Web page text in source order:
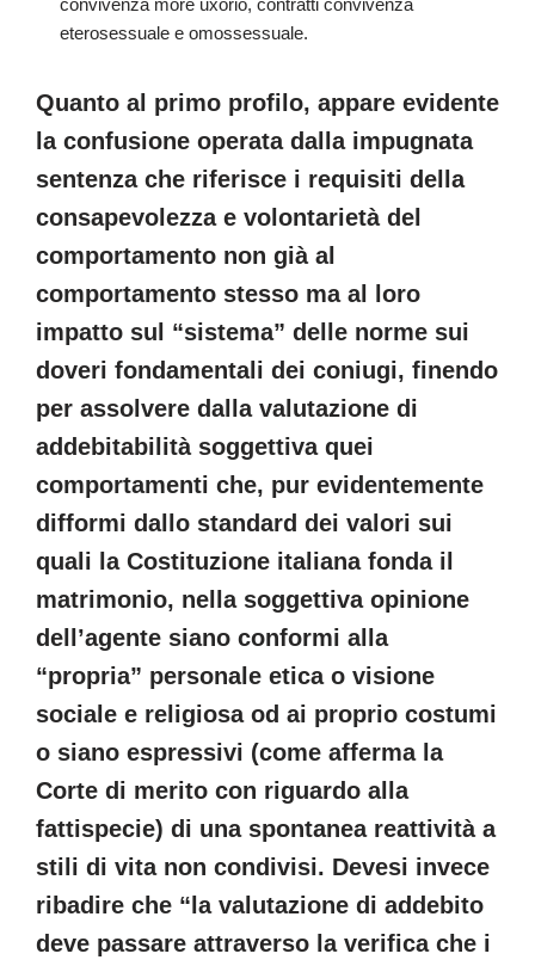
eterosessuale e omossessuale.
Quanto al primo profilo, appare evidente
la confusione operata dalla impugnata
sentenza che riferisce i requisiti della
consapevolezza e volontarietà del
comportamento non già al
comportamento stesso ma al loro
impatto sul “sistema” delle norme sui
doveri fondamentali dei coniugi, finendo
per assolvere dalla valutazione di
addebitabilità soggettiva quei
comportamenti che, pur evidentemente
difformi dallo standard dei valori sui
quali la Costituzione italiana fonda il
matrimonio, nella soggettiva opinione
dell’agente siano conformi alla
“propria” personale etica o visione
sociale e religiosa od ai proprio costumi
o siano espressivi (come afferma la
Corte di merito con riguardo alla
fattispecie) di una spontanea reattività a
stili di vita non condivisi. Devesi invece
ribadire che “la valutazione di addebito
deve passare attraverso la verifica che i